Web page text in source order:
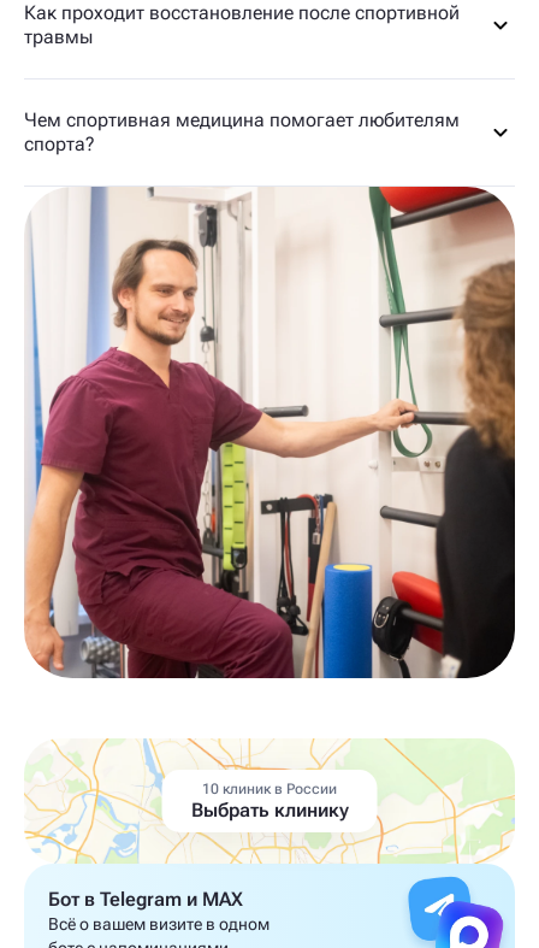
Как проходит восстановление после спортивной
травмы
Чем спортивная медицина помогает любителям
спорта?
10 клиник в России
Выбрать клинику
Бот в Telegram и MAX
Всё о вашем визите в одном